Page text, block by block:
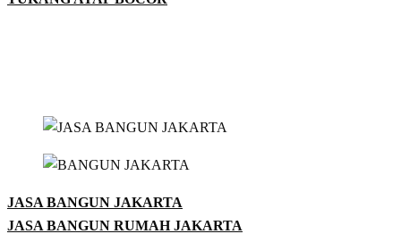
JASA BANGUN JAKARTA
JASA BANGUN RUMAH JAKARTA